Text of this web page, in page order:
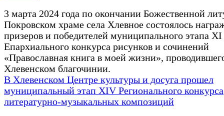
3 марта 2024 года по окончании Божественной
Покровском храме села Хлевное состоялось
призеров и победителей муниципального этапа XI
Епархиального конкурса рисунков и сочинений
«Православная книга в моей жизни»,
Хлевенском благочинии.
В Хлевенском Центре культуры и досуга прошел
муниципальный этап XIV Регионального конкурса
литературно-музыкальных композиций